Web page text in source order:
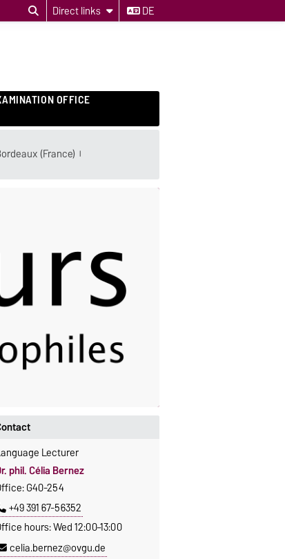
Direct links DE
OFFICE
(France)
Lecturer
phil. Célia Bernez
G40-254
+49 391 67-56352
hours: Wed 12:00–13:00
celia.bernez@ovgu.de